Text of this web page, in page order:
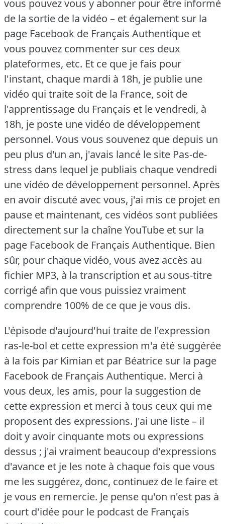
vous pouvez vous y abonner pour être informé
de la sortie de la vidéo – et également sur la
page Facebook de Français Authentique et
vous pouvez commenter sur ces deux
plateformes, etc. Et ce que je fais pour
l'instant, chaque mardi à 18h, je publie une
vidéo qui traite soit de la France, soit de
l'apprentissage du Français et le vendredi, à
18h, je poste une vidéo de développement
personnel. Vous vous souvenez que depuis un
peu plus d'un an, j'avais lancé le site Pas-de-
stress dans lequel je publiais chaque vendredi
une vidéo de développement personnel. Après
en avoir discuté avec vous, j'ai mis ce projet en
pause et maintenant, ces vidéos sont publiées
directement sur la chaîne YouTube et sur la
page Facebook de Français Authentique. Bien
sûr, pour chaque vidéo, vous avez accès au
fichier MP3, à la transcription et au sous-titre
corrigé afin que vous puissiez vraiment
comprendre 100% de ce que je vous dis.
L'épisode d'aujourd'hui traite de l'expression
ras-le-bol et cette expression m'a été suggérée
à la fois par Kimian et par Béatrice sur la page
Facebook de Français Authentique. Merci à
vous deux, les amis, pour la suggestion de
cette expression et merci à tous ceux qui me
proposent des expressions. J'ai une liste – il
doit y avoir cinquante mots ou expressions
dessus ; j'ai vraiment beaucoup d'expressions
d'avance et je les note à chaque fois que vous
me les suggérez, donc, continuez de le faire et
je vous en remercie. Je pense qu'on n'est pas à
court d'idée pour le podcast de Français